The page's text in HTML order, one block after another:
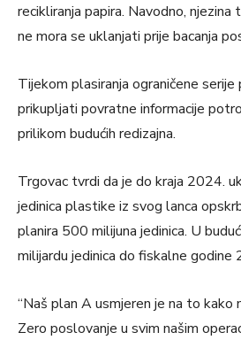
recikliranja papira. Navodno,
ne mora se uklanjati prije bacanja
Tijekom plasiranja ograničene
prikupljati povratne informacije
prilikom budućih redizajna.
Trgovac tvrdi da je do kraja 2024.
jedinica plastike iz svog lanca
planira 500 milijuna jedinica. U
milijardu jedinica do fiskalne
“Naš plan A usmjeren je na to
Zero poslovanje u svim našim